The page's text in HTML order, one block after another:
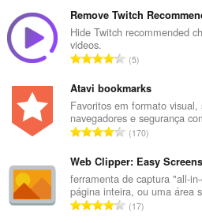
o
t
a
d
e
a
v
l
i
a
ç
m
e
o
o
t
a
d
e
a
v
Remove Twitch
Hide Twitch recommended
videos.
N
m
e
r
o
o
t
a
5
Atavi bookmarks
Favoritos em formato
navegadores e segurança
N
m
e
r
o
170
Web Clipper: Easy
ferramenta de captura "all-
página inteira, ou uma área
N17